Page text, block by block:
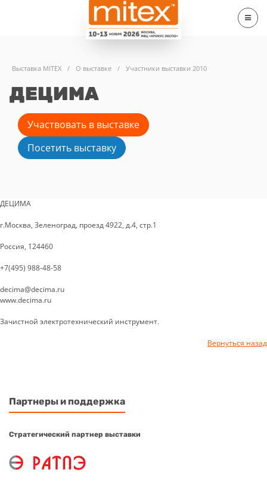
Выставка MITEX / О выставке / Участники выставки 2010
ДЕЦИМА
Участвовать в выставке
Посетить выставку
ДЕЦИМА
г.Москва, Зеленоград, проезд 4922, д.4, стр.1
Россия, 124460
+7(495) 988-48-58
decima@decima.ru
www.decima.ru
Зачистной электротехнический инструмент.
Вернуться назад
Партнеры и поддержка
Стратегический партнер выставки